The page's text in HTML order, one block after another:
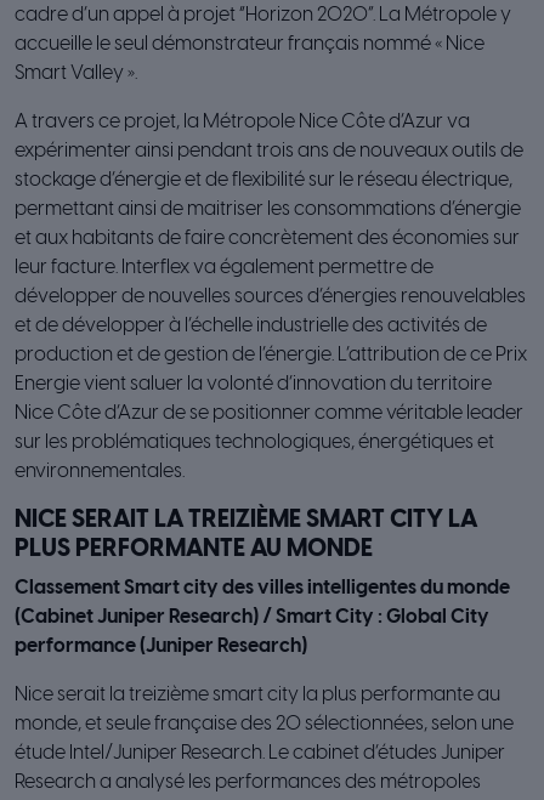
cadre d’un appel à projet “Horizon 2020”. La Métropole y
accueille le seul démonstrateur français nommé « Nice
Smart Valley ».
A travers ce projet, la Métropole Nice Côte d’Azur va
expérimenter ainsi pendant trois ans de nouveaux outils de
stockage d’énergie et de flexibilité sur le réseau électrique,
permettant ainsi de maitriser les consommations d’énergie
et aux habitants de faire concrètement des économies sur
leur facture. Interflex va également permettre de
développer de nouvelles sources d’énergies renouvelables
et de développer à l’échelle industrielle des activités de
production et de gestion de l’énergie. L’attribution de ce Prix
Energie vient saluer la volonté d’innovation du territoire
Nice Côte d’Azur de se positionner comme véritable leader
sur les problématiques technologiques, énergétiques et
environnementales.
NICE SERAIT LA TREIZIÈME SMART CITY LA
PLUS PERFORMANTE AU MONDE
Classement Smart city des villes intelligentes du monde
(Cabinet Juniper Research) / Smart City : Global City
performance (Juniper Research)
Nice serait la treizième smart city la plus performante au
monde, et seule française des 20 sélectionnées, selon une
étude Intel/Juniper Research. Le cabinet d’études Juniper
Research a analysé les performances des métropoles